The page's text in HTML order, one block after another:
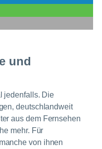
und
jedenfalls. Die
deutschlandweit
aus dem Fernsehen
mehr. Für
von ihnen